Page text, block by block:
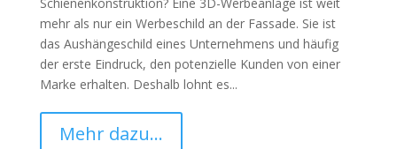
mehr als nur ein Werbeschild an der Fassade. Sie ist
das Aushängeschild eines Unternehmens und häufig
der erste Eindruck, den potenzielle Kunden von einer
Marke erhalten. Deshalb lohnt es...
Mehr dazu…